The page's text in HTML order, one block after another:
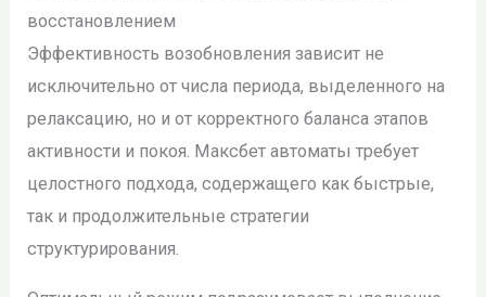
восстановлением
Эффективность возобновления зависит не
исключительно от числа периода, выделенного на
релаксацию, но и от корректного баланса этапов
активности и покоя. Максбет автоматы требует
целостного подхода, содержащего как быстрые,
так и продолжительные стратегии
структурирования.